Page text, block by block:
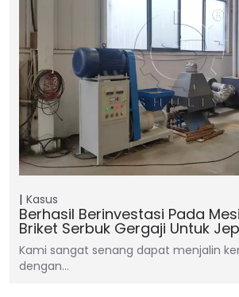
Kasus
Berhasil Berinvestasi Pada
Briket Serbuk Gergaji Untuk
Kami sangat senang dapat menjalin
dengan…